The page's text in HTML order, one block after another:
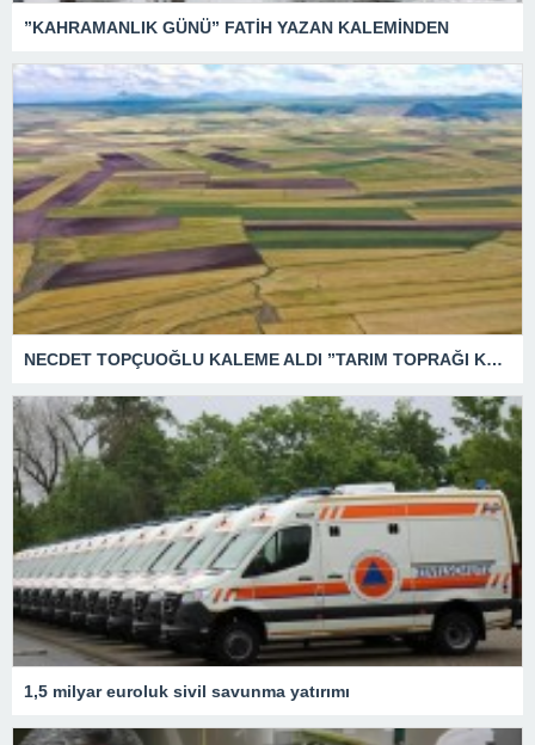
”KAHRAMANLIK GÜNÜ” FATİH YAZAN KALEMİNDEN
NECDET TOPÇUOĞLU KALEME ALDI ”TARIM TOPRAĞI KATLİAMI”
1,5 milyar euroluk sivil savunma yatırımı